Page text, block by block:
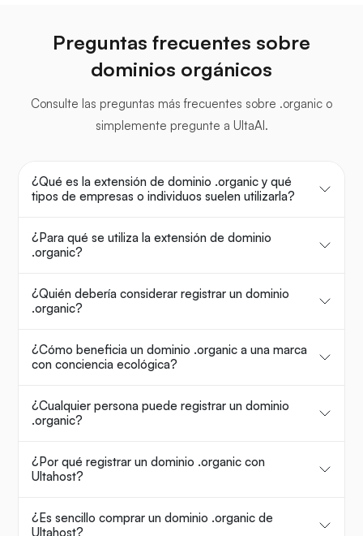
Preguntas frecuentes sobre
dominios orgánicos
Consulte las preguntas más frecuentes sobre .organic o
simplemente pregunte a UltaAI.
¿Qué es la extensión de dominio .organic y qué
tipos de empresas o individuos suelen utilizarla?
¿Para qué se utiliza la extensión de dominio
.organic?
¿Quién debería considerar registrar un dominio
.organic?
¿Cómo beneficia un dominio .organic a una marca
con conciencia ecológica?
¿Cualquier persona puede registrar un dominio
.organic?
¿Por qué registrar un dominio .organic con
Ultahost?
¿Es sencillo comprar un dominio .organic de
Ultahost?